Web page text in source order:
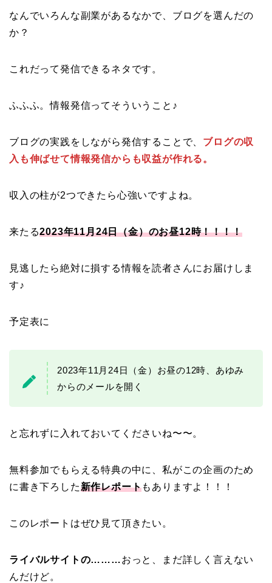
なんでいろんな副業があるなかで、ブログを選んだの
か？
これだって発信できるネタです。
ふふふ。情報発信ってそういうこと♪
ブログの実践をしながら発信することで、 ブログの収
入も伸ばせて情報発信からも収益が作れる。
収入の柱が2つできたら心強いですよね。
来たる2023年11月24日（金）のお昼12時！！！！
見逃したら絶対に損する情報を読者さんにお届けしま
す♪
予定表に
2023年11月24日（金）お昼の12時、あゆみ
からのメールを開く
と忘れずに入れておいてくださいね〜〜。
無料参加でもらえる特典の中に、私がこの企画のため
に書き下ろした新作レポートもありますよ！！！
このレポートはぜひ見て頂きたい。
ライバルサイトの………おっと、まだ詳しく言えない
んだけど。